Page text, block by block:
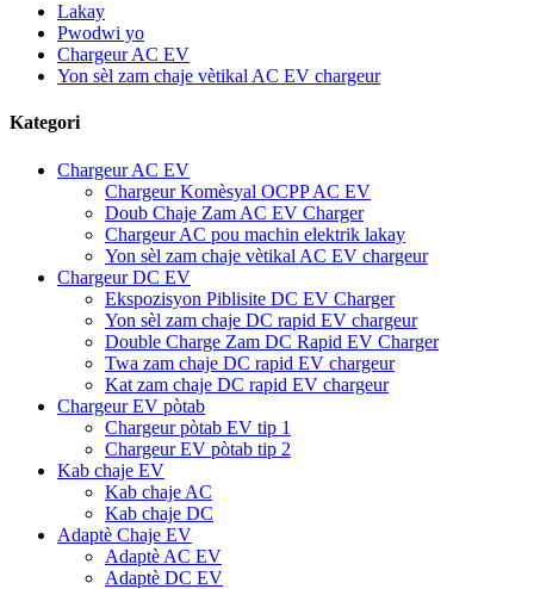
Lakay
Pwodwi yo
Chargeur AC EV
Yon sèl zam chaje vètikal AC EV chargeur
Kategori
Chargeur AC EV
Chargeur Komèsyal OCPP AC EV
Doub Chaje Zam AC EV Charger
Chargeur AC pou machin elektrik lakay
Yon sèl zam chaje vètikal AC EV chargeur
Chargeur DC EV
Ekspozisyon Piblisite DC EV Charger
Yon sèl zam chaje DC rapid EV chargeur
Double Charge Zam DC Rapid EV Charger
Twa zam chaje DC rapid EV chargeur
Kat zam chaje DC rapid EV chargeur
Chargeur EV pòtab
Chargeur pòtab EV tip 1
Chargeur EV pòtab tip 2
Kab chaje EV
Kab chaje AC
Kab chaje DC
Adaptè Chaje EV
Adaptè AC EV
Adaptè DC EV